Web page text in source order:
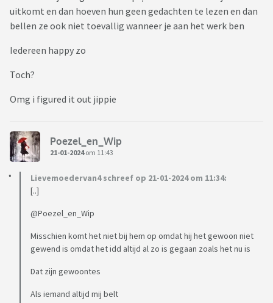
uitkomt en dan hoeven hun geen gedachten te lezen en dan
bellen ze ook niet toevallig wanneer je aan het werk ben
Iedereen happy zo
Toch?
Omg i figured it out jippie
Poezel_en_Wip
21-01-2024om 11:43
Lievemoedervan4 schreef op 21-01-2024 om 11:34:
[..]
@Poezel_en_Wip
Misschien komt het niet bij hem op omdat hij het gewoon niet
gewend is omdat het idd altijd al zo is gegaan zoals het nu is
Dat zijn gewoontes
Als iemand altijd mij belt